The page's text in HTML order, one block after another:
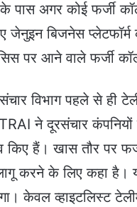
के पास अगर कोई फर्जी
जेनुइन बिजनेस
पर आने वाले फर्जी
विभाग पहले से ही
ने दूरसंचार कंपनियों
किए हैं। खास तौर पर
करने के लिए कहा है।
केवल व्हाइटलिस्ट